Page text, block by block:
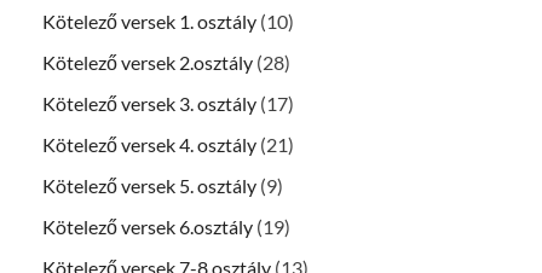
Kötelező versek 1. osztály (10)
Kötelező versek 2.osztály (28)
Kötelező versek 3. osztály (17)
Kötelező versek 4. osztály (21)
Kötelező versek 5. osztály (9)
Kötelező versek 6.osztály (19)
Kötelező versek 7-8.osztály (13)